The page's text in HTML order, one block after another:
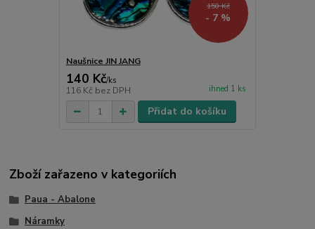
150 Kč
- 7 %
Naušnice JIN JANG
140 Kč/ks
116 Kč bez DPH ihned 1 ks
Přidat do košíku
Zboží zařazeno v kategoriích
Paua - Abalone
Náramky